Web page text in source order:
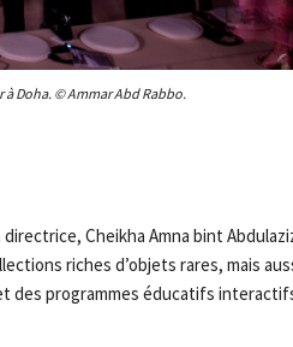
Doha. © Ammar Abd Rabbo.
Cheikha Amna bint
riches d’objets rares, mais
des programmes éducatifs